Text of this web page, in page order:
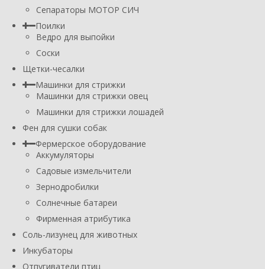
Сепараторы МОТОР СИЧ
Поилки
Ведро для выпойки
Соски
Щетки-чесалки
Машинки для стрижки
Машинки для стрижки овец
Машинки для стрижки лошадей
Фен для сушки собак
Фермерское оборудование
Аккумуляторы
Садовые измельчители
Зернодробилки
Солнечные батареи
Фирменная атрибутика
Соль-лизунец для животных
Инкубаторы
Отпугиватели птиц